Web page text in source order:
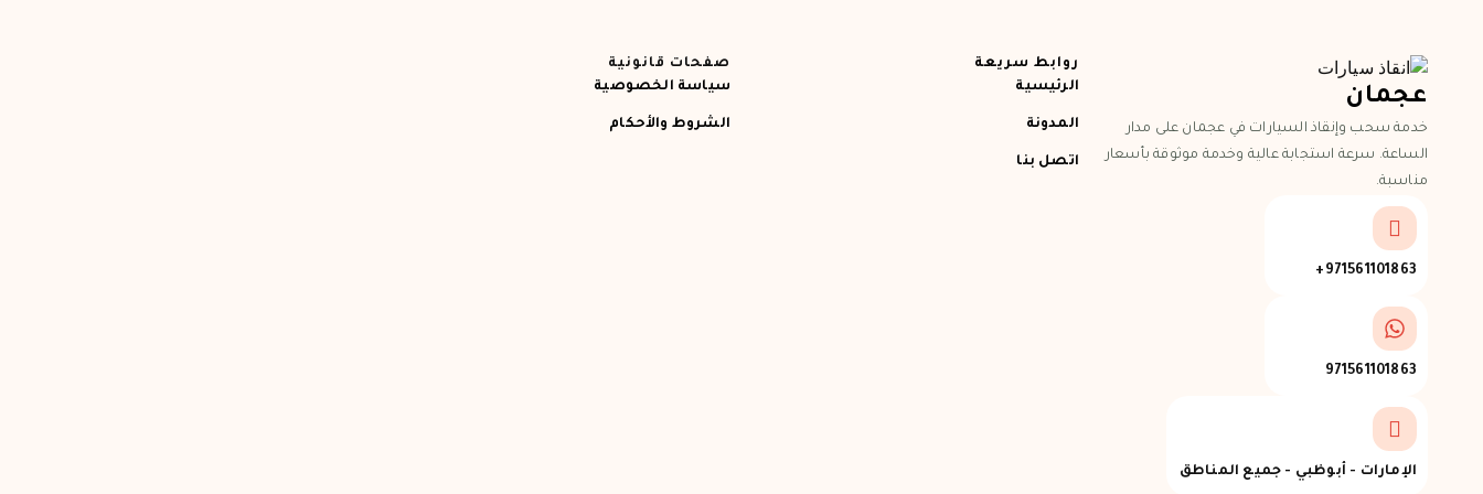
عجمان
خدمة سحب وإنقاذ السيارات في عجمان على مدار
الساعة. سرعة استجابة عالية وخدمة موثوقة بأسعار
مناسبة.
971561101863+
971561101863
الإمارات - أبوظبي - جميع المناطق
روابط سريعة
الرئيسية
المدونة
اتصل بنا
صفحات قانونية
سياسة الخصوصية
الشروط والأحكام